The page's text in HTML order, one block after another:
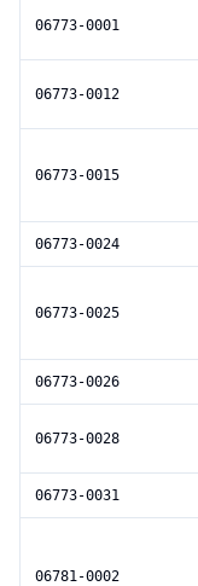
06773-0001
06773-0012
06773-0015
06773-0024
06773-0025
06773-0026
06773-0028
06773-0031
06781-0002